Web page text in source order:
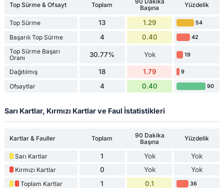
Top Sürme & Ofsayt Toplam
Başına
Yüzdelik
Top Sürme 13 1.29 54
Başarılı Top Sürme 4 0.40 42
Top Sürme Başarı
Oranı
30.77% Yok 19
Dağıtılmış 18 1.79 9
Ofsaytlar 4 0.40 90
Sarı Kartlar, Kırmızı Kartlar ve Faul İstatistikleri
Kartlar & Fauller Toplam
90 Dakika
Başına
Yüzdelik
Sarı Kartlar 1 Yok Yok
Kırmızı Kartlar 0 Yok Yok
Toplam Kartlar 1 0.1 36